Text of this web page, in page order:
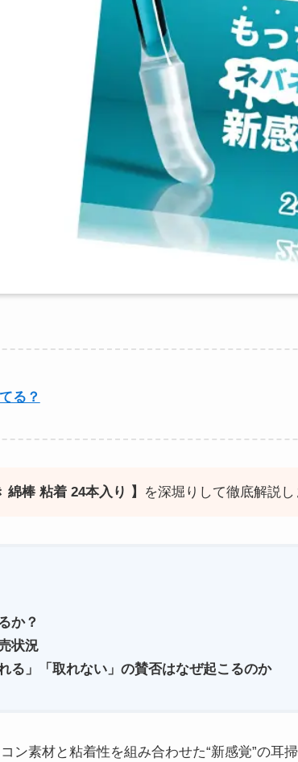
る？
綿棒 粘着 24本入り 】 を深堀りして徹底解説
か？
状況
る」「取れない」の賛否はなぜ起こるのか
ン素材と粘着性を組み合わせた“新感覚”の耳